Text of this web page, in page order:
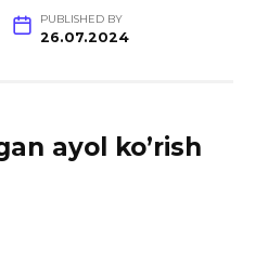
PUBLISHED BY
26.07.2024
ayol ko’rish